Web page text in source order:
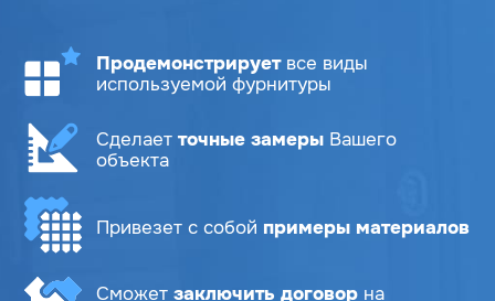
Продемонстрируетвсе виды
используемой фурнитуры
Сделаетточные замеры Вашего
объекта
Привезет с собой примеры материалов
Сможетзаключить договор на